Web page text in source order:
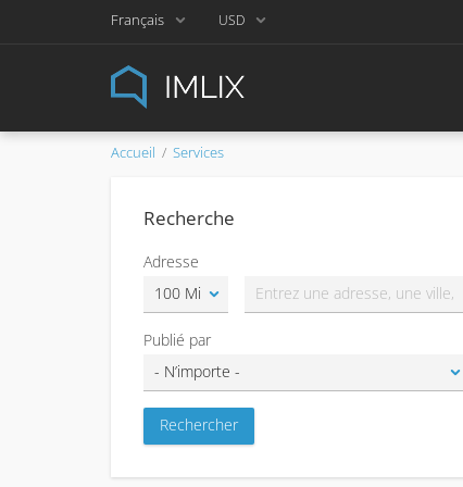
Français USD
Accueil Services
Recherche
Adresse
Publié par